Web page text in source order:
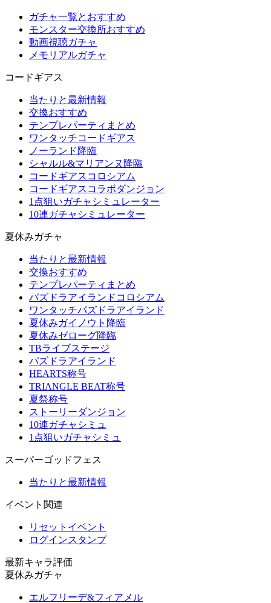
ガチャ一覧とおすすめ
モンスター交換所おすすめ
動画視聴ガチャ
メモリアルガチャ
コードギアス
当たりと最新情報
交換おすすめ
テンプレパーティまとめ
ワンタッチコードギアス
ノーランド降臨
シャルル&マリアンヌ降臨
コードギアスコロシアム
コードギアスコラボダンジョン
1点狙いガチャシミュレーター
10連ガチャシミュレーター
夏休みガチャ
当たりと最新情報
交換おすすめ
テンプレパーティまとめ
パズドラアイランドコロシアム
ワンタッチパズドラアイランド
夏休みガイノウト降臨
夏休みゼローグ降臨
TBライブステージ
パズドラアイランド
HEARTS称号
TRIANGLE BEAT称号
夏祭称号
ストーリーダンジョン
10連ガチャシミュ
1点狙いガチャシミュ
スーパーゴッドフェス
当たりと最新情報
イベント関連
リセットイベント
ログインスタンプ
最新キャラ評価
夏休みガチャ
エルフリーデ&フィアメル